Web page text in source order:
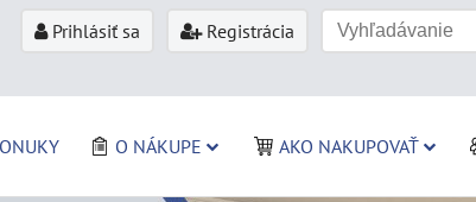
Prihlásiť sa Registrácia
O NÁKUPE AKO NAKUPOVAŤ